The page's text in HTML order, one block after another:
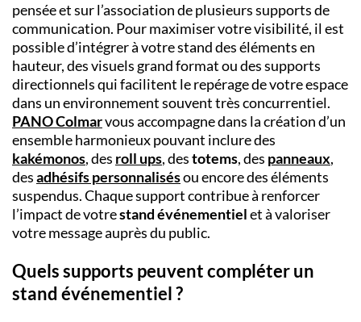
pensée et sur l’association de plusieurs supports de
communication. Pour maximiser votre visibilité, il est
possible d’intégrer à votre stand des éléments en
hauteur, des visuels grand format ou des supports
directionnels qui facilitent le repérage de votre espace
dans un environnement souvent très concurrentiel.
PANO Colmarvous accompagne dans la création d’un
ensemble harmonieux pouvant inclure des
kakémonos, des roll ups, destotems, des panneaux,
desadhésifs personnalisésou encore des éléments
suspendus. Chaque support contribue à renforcer
l’impact de votrestand événementielet à valoriser
votre message auprès du public.
Quels supports peuvent compléter un
stand événementiel ?